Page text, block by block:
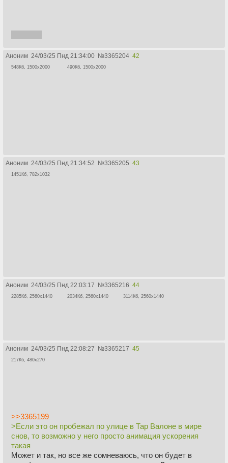
Аноним 24/03/25 Пнд 21:34:00 №3365204 42
548Кб, 1500x2000 490Кб, 1500x2000
Аноним 24/03/25 Пнд 21:34:52 №3365205 43
1451Кб, 782x1032
Аноним 24/03/25 Пнд 22:03:17 №3365216 44
2285Кб, 2560x1440 2034Кб, 2560x1440 3114Кб, 2560x1440
Аноним 24/03/25 Пнд 22:08:27 №3365217 45
217Кб, 480x270
>>3365199
>Если это он пробежал по улице в Тар Валоне в мире
снов, то возможно у него просто анимация ускорения
такая
Может и так, но все же сомневаюсь, что он будет в